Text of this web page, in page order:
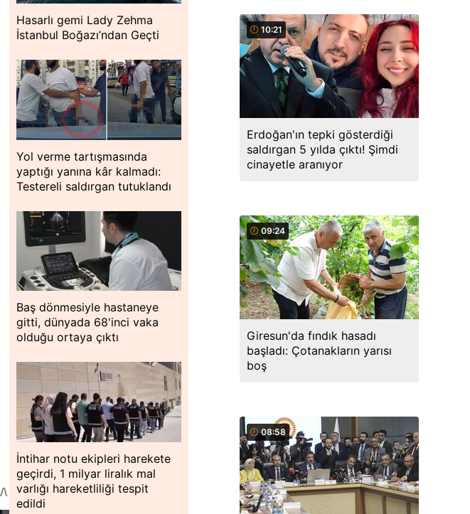
Hasarlı gemi Lady Zehma
İstanbul Boğazı’ndan Geçti
Yol verme tartışmasında
yaptığı yanına kâr kalmadı:
Testereli saldırgan tutuklandı
Baş dönmesiyle hastaneye
gitti, dünyada 68'inci vaka
olduğu ortaya çıktı
İntihar notu ekipleri harekete
geçirdi, 1 milyar liralık mal
varlığı hareketliliği tespit
edildi
10:21
Erdoğan'ın tepki gösterdiği
saldırgan 5 yılda çıktı! Şimdi
cinayetle aranıyor
09:24
Giresun'da fındık hasadı
başladı: Çotanakların yarısı
boş
08:58